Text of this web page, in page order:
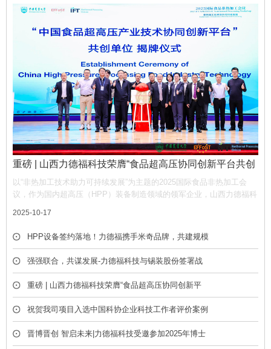
重磅 | 山西力德福科技荣膺“食品超高压协同创新平台共创
单位”，携手产业链共筑非热加工新生态
以“非热加工技术助力可持续发展”为主题的2025国际食品非热加工会
议，作为国内超高压（HPP）装备制造领域的领军企业，山西力德福科
号，彰显了公司在推动超高压技术产业化中的核心作用。
2025-10-17
HPP设备签约落地！力德福携手米奇品牌，共建规模
化冷榨饮品产线
强强联合，共谋发展-力德福科技与锡装股份签署战
略合作框架协议
重磅 | 山西力德福科技荣膺“食品超高压协同创新平
台共创单位”，携手产业链共筑非热加工新生态
祝贺我司项目入选中国科协企业科技工作者评价案例
库
晋博晋创 智启未来|力德福科技受邀参加2025年博士